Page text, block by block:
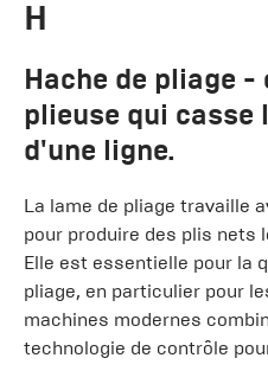
H
Hache de pliage -
plieuse qui casse
d'une ligne.
La lame de pliage travaille
pour produire des plis nets
Elle est essentielle pour la
pliage, en particulier pour
machines modernes
technologie de contrôle